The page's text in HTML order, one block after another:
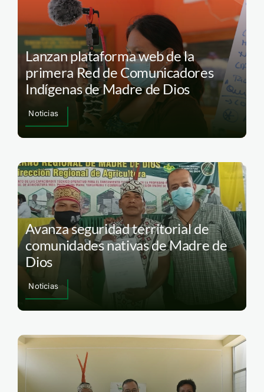
Lanzan plataforma web de la
primera Red de Comunicadores
Indígenas de Madre de Dios
Noticias
Avanza seguridad territorial de
comunidades nativas de Madre de
Dios
Noticias